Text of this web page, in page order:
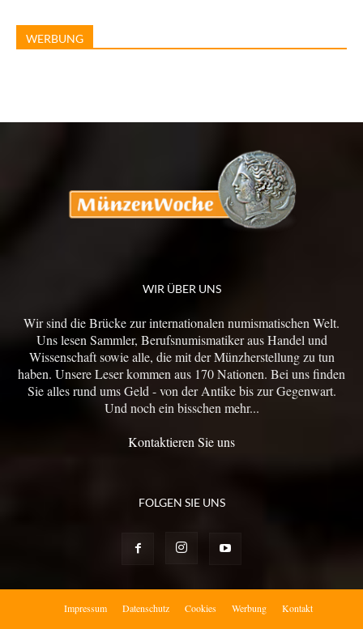
WERBUNG
WIR ÜBER UNS
Wir sind die Brücke zur internationalen numismatischen Welt.
Uns lesen Sammler, Berufsnumismatiker aus Handel und
Wissenschaft sowie alle, die mit der Münzherstellung zu tun
haben. Unsere Leser kommen aus 170 Nationen. Bei uns finden
Sie alles rund ums Geld - von der Antike bis zur Gegenwart.
Und noch ein bisschen mehr...
Kontaktieren Sie uns
FOLGEN SIE UNS
Impressum Datenschutz Cookies Werbung Kontakt